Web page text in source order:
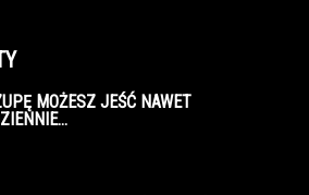
MOŻESZ JEŚĆ NAWET